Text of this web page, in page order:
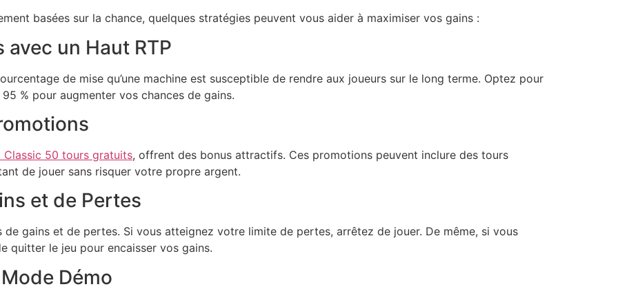
basées sur la chance, quelques stratégies peuvent vous aider à maximiser vos gains :
avec un Haut RTP
de mise qu’une machine est susceptible de rendre aux joueurs sur le long terme. Optez pour
% pour augmenter vos chances de gains.
Classic 50 tours gratuits, offrent des bonus attractifs. Ces promotions peuvent inclure des tours
de jouer sans risquer votre propre argent.
et de Pertes
gains et de pertes. Si vous atteignez votre limite de pertes, arrêtez de jouer. De même, si vous
quitter le jeu pour encaisser vos gains.
Démo